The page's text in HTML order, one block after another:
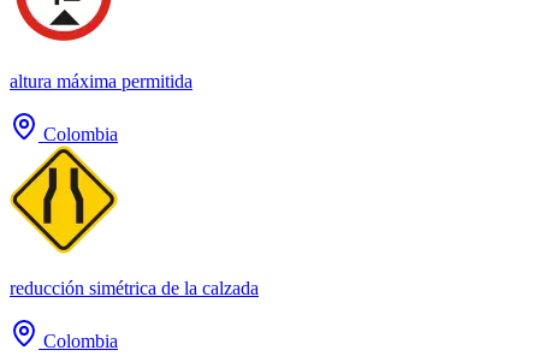
altura máxima permitida
Colombia
reducción simétrica de la calzada
Colombia